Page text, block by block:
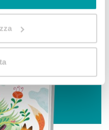
anche:
sulla tua posizione
di qualche
scansionandolo
specifiche
i tuoi dati personali
sezione dettagli